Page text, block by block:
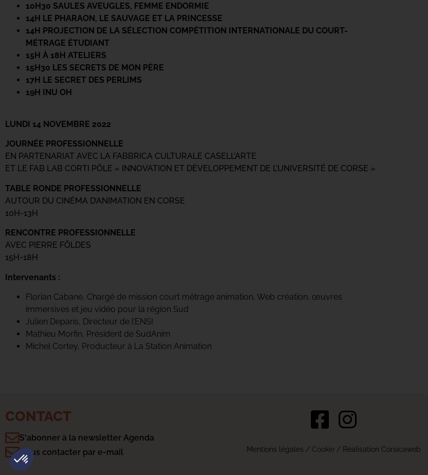
Axeptio consent
Plateforme de Gestion du Consentement : Personnalisez vos Options
Notre plateforme vous permet d'adapter et de gérer vos paramètres de confidentialité, en garantissant la
10H30 SAULES AVEUGLES, FEMME ENDORMIE
14H LE PHARAON, LE SAUVAGE ET LA PRINCESSE
14H PROJECTION DE LA SÉLECTION COMPÉTITION INTERNATIONALE DU COURT-
MÉTRAGE ÉTUDIANT
15H À 18H ATELIERS
15H30 LES SECRETS DE MON PÈRE
17H LE SECRET DES PERLIMS
19H INU OH
LUNDI 14 NOVEMBRE 2022
JOURNÉE PROFESSIONNELLE
EN PARTENARIAT AVEC LA FABBRICA CULTURALE CASELL’ARTE
ET LE FAB LAB CORTI PÔLE « INNOVATION ET DÉVELOPPEMENT DE L’UNIVERSITÉ DE CORSE »
TABLE RONDE PROFESSIONNELLE
AUTOUR DU CINÉMA D’ANIMATION EN CORSE
10H-13H
RENCONTRE PROFESSIONNELLE
AVEC PIERRE FÖLDES
15H-18H
Intervenants :
Florian Cabane, Chargé de mission court métrage animation, Web création, œuvres
immersives et jeu vidéo pour la région Sud
Julien Deparis, Directeur de l’ENSI
Mathieu Morfin, Président de SudAnim
Michel Cortey, Producteur à La Station Animation
CONTACT
S'abonner à la newsletter Agenda
Nous contacter par e-mail
Mentions légales / Cookie / Réalisation Corsicaweb